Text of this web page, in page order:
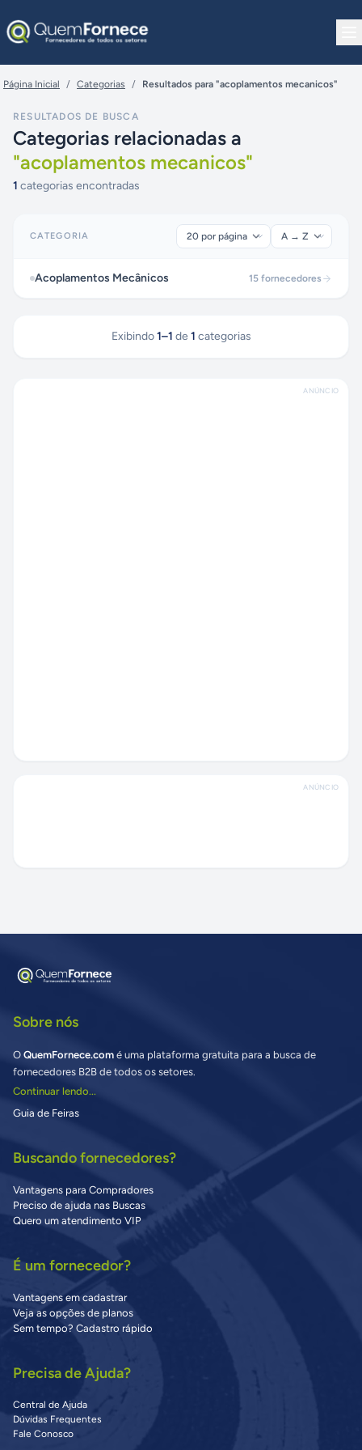
Página Inicial / Categorias / Resultados para "acoplamentos mecanicos"
RESULTADOS DE BUSCA
Categorias relacionadas a
"acoplamentos mecanicos"
1 categorias encontradas
CATEGORIA
Acoplamentos Mecânicos 15 fornecedores
Exibindo 1–1 de 1 categorias
ANÚNCIO
ANÚNCIO
Sobre nós
O QuemFornece.com é uma plataforma gratuita para a busca de
fornecedores B2B de todos os setores.
Continuar lendo...
Guia de Feiras
Buscando fornecedores?
Vantagens para Compradores
Preciso de ajuda nas Buscas
Quero um atendimento VIP
É um fornecedor?
Vantagens em cadastrar
Veja as opções de planos
Sem tempo? Cadastro rápido
Precisa de Ajuda?
Central de Ajuda
Dúvidas Frequentes
Fale Conosco